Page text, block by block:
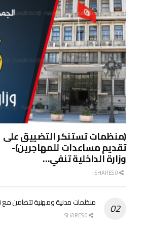
(منظمات تستنكر التضييق على
تقديم مساعدات للمهاجرين)-
وزارة الداخلية تنفي…
منظمات مدنية ومهنية تتضامن مع